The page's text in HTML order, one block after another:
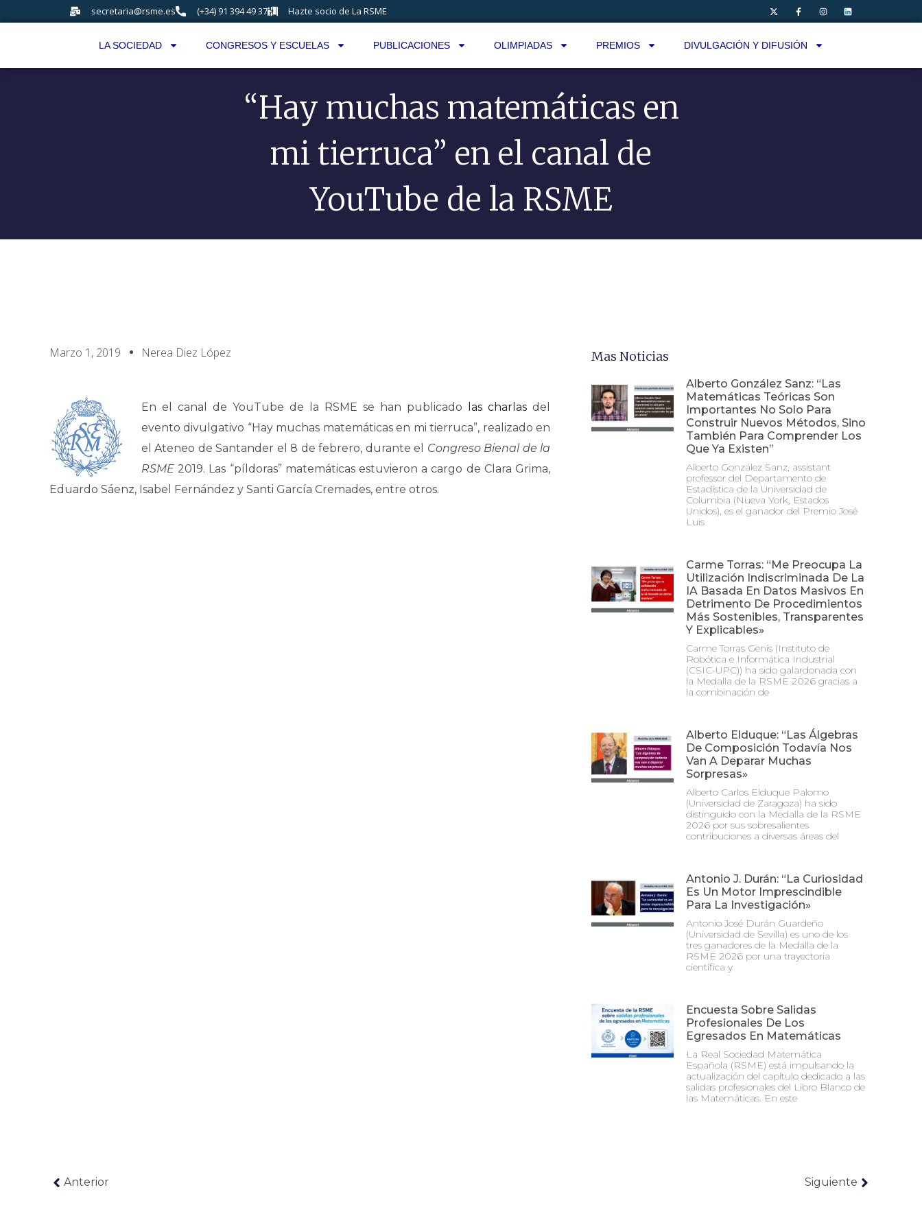
secretaria@rsme.es (+34) 91 394 49 37 Hazte socio de La RSME
LA SOCIEDAD CONGRESOS Y ESCUELAS PUBLICACIONES OLIMPIADAS PREMIOS DIVULGACIÓN Y DIFUSIÓN
“Hay muchas matemáticas en
mi tierruca” en el canal de
YouTube de la RSME
Marzo 1, 2019 Nerea Diez López
En el canal de YouTube de la RSME se han publicado las charlas del
evento divulgativo “Hay muchas matemáticas en mi tierruca”, realizado en
el Ateneo de Santander el 8 de febrero, durante el Congreso Bienal de la
RSME 2019. Las “píldoras” matemáticas estuvieron a cargo de Clara Grima,
Eduardo Sáenz, Isabel Fernández y Santi García Cremades, entre otros.
Mas Noticias
Alberto González Sanz: “Las
Matemáticas Teóricas Son
Importantes No Solo Para
Construir Nuevos Métodos, Sino
También Para Comprender Los
Que Ya Existen”
Alberto González Sanz, assistant
professor del Departamento de
Estadística de la Universidad de
Columbia (Nueva York, Estados
Unidos), es el ganador del Premio José
Luis
Carme Torras: “Me Preocupa La
Utilización Indiscriminada De La
IA Basada En Datos Masivos En
Detrimento De Procedimientos
Más Sostenibles, Transparentes
Y Explicables»
Carme Torras Genís (Instituto de
Robótica e Informática Industrial
(CSIC-UPC)) ha sido galardonada con
la Medalla de la RSME 2026 gracias a
la combinación de
Alberto Elduque: “Las Álgebras
De Composición Todavía Nos
Van A Deparar Muchas
Sorpresas»
Alberto Carlos Elduque Palomo
(Universidad de Zaragoza) ha sido
distinguido con la Medalla de la RSME
2026 por sus sobresalientes
contribuciones a diversas áreas del
Antonio J. Durán: “La Curiosidad
Es Un Motor Imprescindible
Para La Investigación»
Antonio José Durán Guardeño
(Universidad de Sevilla) es uno de los
tres ganadores de la Medalla de la
RSME 2026 por una trayectoria
científica y
Encuesta Sobre Salidas
Profesionales De Los
Egresados En Matemáticas
La Real Sociedad Matemática
Española (RSME) está impulsando la
actualización del capítulo dedicado a las
salidas profesionales del Libro Blanco de
las Matemáticas. En este
Anterior Siguiente